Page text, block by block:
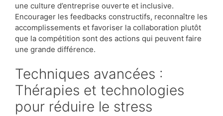
une culture d’entreprise ouverte et inclusive.
Encourager les feedbacks constructifs, reconnaître les
accomplissements et favoriser la collaboration plutôt
que la compétition sont des actions qui peuvent faire
une grande différence.
Techniques avancées :
Thérapies et technologies
pour réduire le stress